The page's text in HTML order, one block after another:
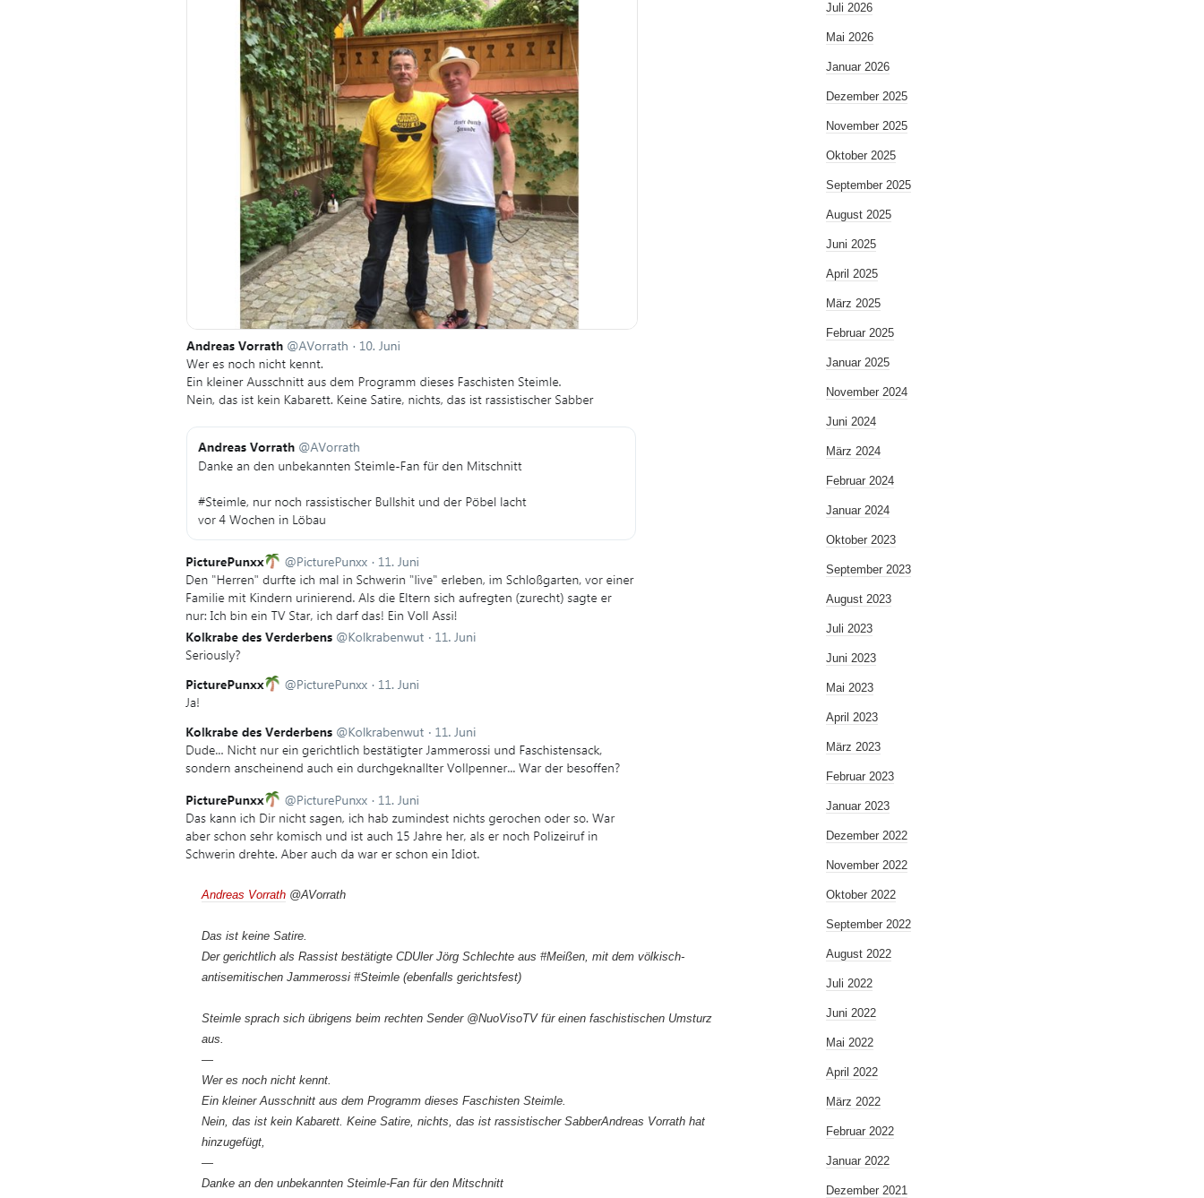
Andreas Vorrath @AVorrath
Das ist keine Satire.
Der gerichtlich als Rassist bestätigte CDUler Jörg Schlechte aus #Meißen, mit dem völkisch-
antisemitischen Jammerossi #Steimle (ebenfalls gerichtsfest)
Steimle sprach sich übrigens beim rechten Sender @NuoVisoTV für einen faschistischen Umsturz
aus.
—
Wer es noch nicht kennt.
Ein kleiner Ausschnitt aus dem Programm dieses Faschisten Steimle.
Nein, das ist kein Kabarett. Keine Satire, nichts, das ist rassistischer SabberAndreas Vorrath hat
hinzugefügt,
—
Danke an den unbekannten Steimle-Fan für den Mitschnitt
Juli 2026
Mai 2026
Januar 2026
Dezember 2025
November 2025
Oktober 2025
September 2025
August 2025
Juni 2025
April 2025
März 2025
Februar 2025
Januar 2025
November 2024
Juni 2024
März 2024
Februar 2024
Januar 2024
Oktober 2023
September 2023
August 2023
Juli 2023
Juni 2023
Mai 2023
April 2023
März 2023
Februar 2023
Januar 2023
Dezember 2022
November 2022
Oktober 2022
September 2022
August 2022
Juli 2022
Juni 2022
Mai 2022
April 2022
März 2022
Februar 2022
Januar 2022
Dezember 2021